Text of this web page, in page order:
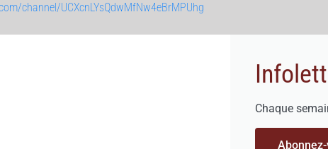
channel/UCXcnLYsQdwMfNw4eBrMPUhg
Chaque